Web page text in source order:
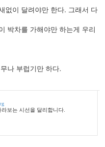
없이 달려야만 한다. 그래서 다
박차를 가해야만 하는게 우리
나 부럽기만 하다.
보는 시선을 달리합니다.